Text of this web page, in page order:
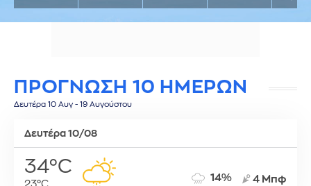
ΠΡΟΓΝΩΣΗ 10 ΗΜΕΡΩΝ
Δευτέρα 10 Αυγ - 19 Αυγούστου
Δευτέρα 10/08
34°C
14% 4 Μπφ